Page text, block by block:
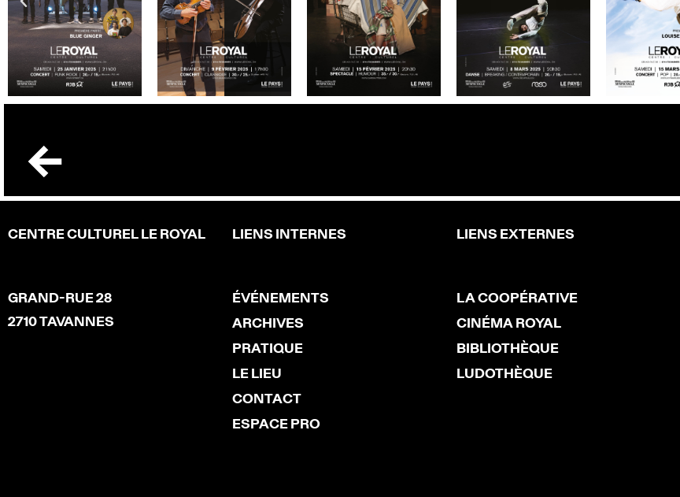
CENTRE CULTUREL LE ROYAL
GRAND-RUE 28
2710 TAVANNES
LIENS INTERNES
ÉVÉNEMENTS
ARCHIVES
PRATIQUE
LE LIEU
CONTACT
ESPACE PRO
LIENS EXTERNES
LA COOPÉRATIVE
CINÉMA ROYAL
BIBLIOTHÈQUE
LUDOTHÈQUE